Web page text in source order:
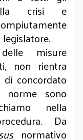
crisi e
misure
non rientra
concordato
norme sono
nella
Da
normativo